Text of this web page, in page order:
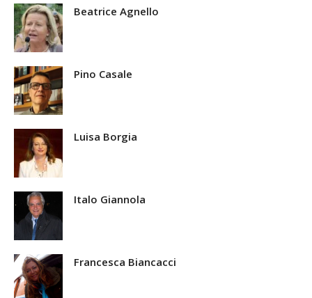
Beatrice Agnello
Pino Casale
Luisa Borgia
Italo Giannola
Francesca Biancacci